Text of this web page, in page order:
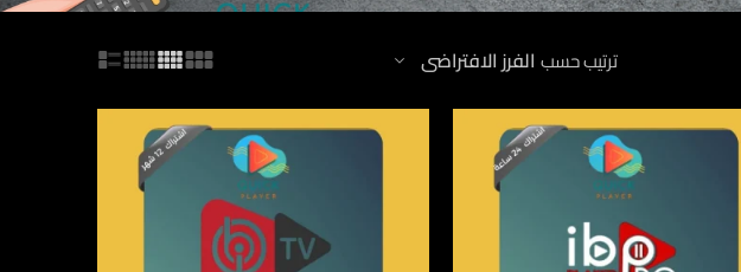
ترتيب حسب الفرز الافتراضى